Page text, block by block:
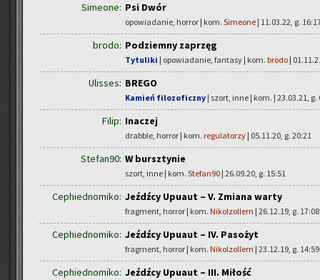
Simeone: Psi Dwór
opowiadanie, horror | kom. Simeone | 11.03.22, g.
brodo: Podziemny zaprzęg
Tytuliki | opowiadanie, fantasy | kom. brodo |
Ulisses: BREGO
Kamień filozoficzny | szort, inne | kom. | 23.03.21, g.
Filip: Inaczej
drabble, horror | kom. regulatorzy | 05.11.20, g. 20:21
Stefan90: W bursztynie
szort, inne | kom. Stefan90 | 26.09.20, g. 15:51
Cephiednomiko: Jeźdźcy Upuaut – V. Zmiana warty
fragment, horror | kom. Nikolzollern | 26.12.19, g. 17:08
Cephiednomiko: Jeźdźcy Upuaut – IV. Pasożyt
fragment, horror | kom. Nikolzollern | 23.12.19, g. 14:59
Cephiednomiko: Jeźdźcy Upuaut – III. Miłość